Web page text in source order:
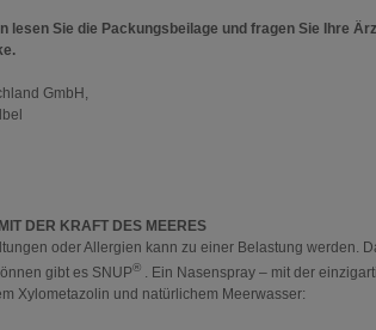
lesen Sie die Packungsbeilage und fragen Sie Ihre
GmbH,
DER KRAFT DES MEERES
oder Allergien kann zu einer Belastung werden.
gibt es SNUP® . Ein Nasenspray – mit der
Xylometazolin und natürlichem Meerwasser: